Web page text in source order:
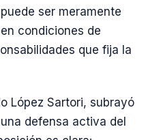
ser meramente
condiciones de
que fija la
López Sartori, subrayó
defensa activa del